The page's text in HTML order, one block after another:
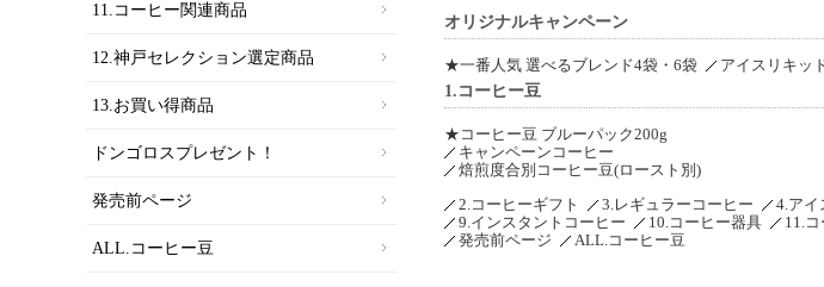
オリジナルキャンペーン
★一番人気 選べるブレンド4袋・6袋 アイスリキッ
1.コーヒー豆
★コーヒー豆 ブルーパック200g
キャンペーンコーヒー
焙煎度合別コーヒー豆(ロースト別)
2.コーヒーギフト
3.レギュラーコーヒー 4.アイ
9.インスタントコーヒー
10.コーヒー器具 11.
発売前ページ
ALL.コーヒー豆
11.コーヒー関連商品
12.神戸セレクション選定商品
13.お買い得商品
ドンゴロスプレゼント！
発売前ページ
ALL.コーヒー豆